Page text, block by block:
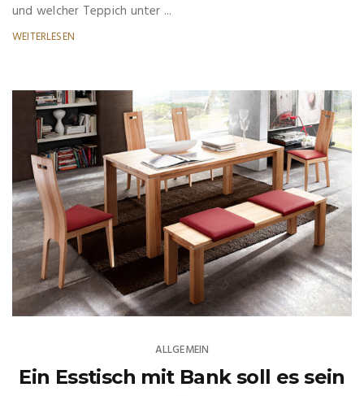
und welcher Teppich unter ...
WEITERLESEN
ALLGEMEIN
Ein Esstisch mit Bank soll es sein